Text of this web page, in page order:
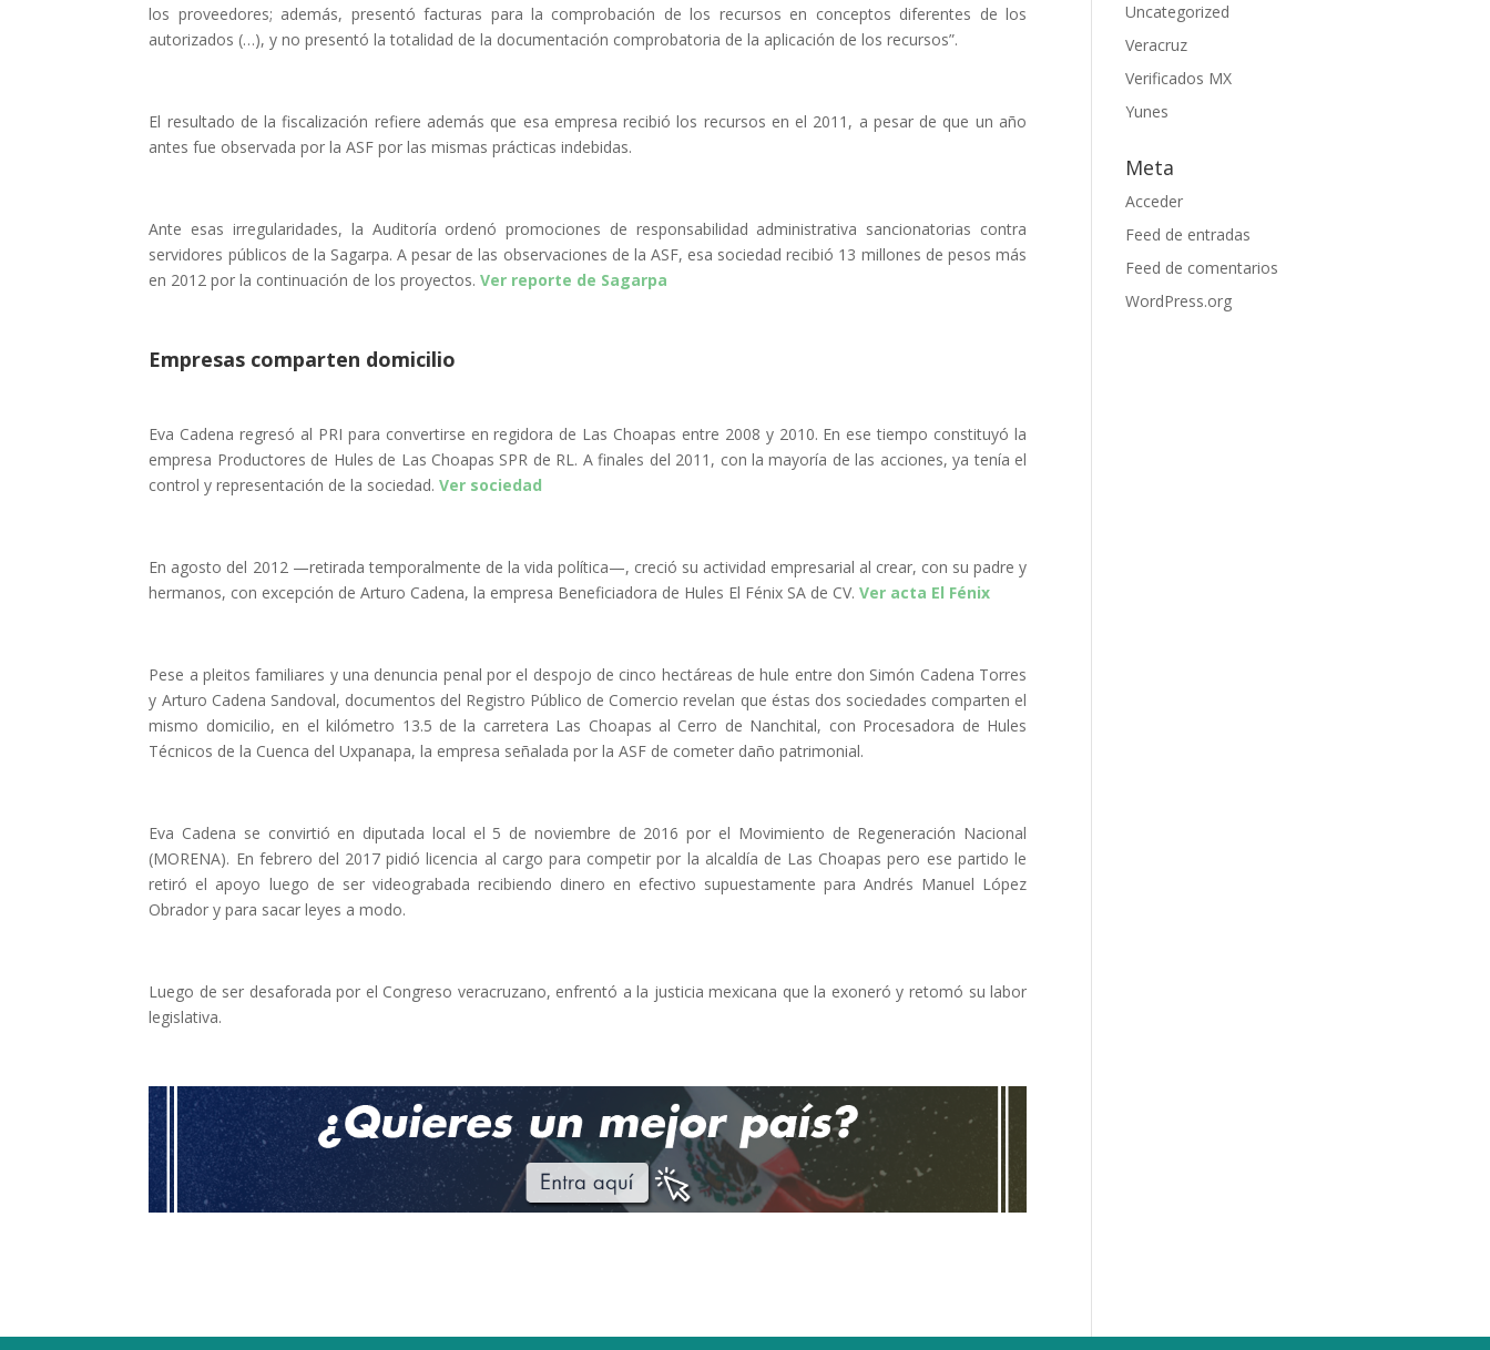
los proveedores; además, presentó facturas para la comprobación de los recursos en conceptos diferentes de los
autorizados (…), y no presentó la totalidad de la documentación comprobatoria de la aplicación de los recursos”.
El resultado de la fiscalización refiere además que esa empresa recibió los recursos en el 2011, a pesar de que un año
antes fue observada por la ASF por las mismas prácticas indebidas.
Ante esas irregularidades, la Auditoría ordenó promociones de responsabilidad administrativa sancionatorias contra
servidores públicos de la Sagarpa. A pesar de las observaciones de la ASF, esa sociedad recibió 13 millones de pesos más
en 2012 por la continuación de los proyectos.Ver reporte de Sagarpa
Empresas comparten domicilio
Eva Cadena regresó al PRI para convertirse en regidora de Las Choapas entre 2008 y 2010. En ese tiempo constituyó la
empresa Productores de Hules de Las Choapas SPR de RL. A finales del 2011, con la mayoría de las acciones, ya tenía el
control y representación de la sociedad.Ver sociedad
En agosto del 2012 —retirada temporalmente de la vida política—, creció su actividad empresarial al crear, con su padre y
hermanos, con excepción de Arturo Cadena, la empresa Beneficiadora de Hules El Fénix SA de CV. Ver acta El Fénix
Pese a pleitos familiares y una denuncia penal por el despojo de cinco hectáreas de hule entre don Simón Cadena Torres
y Arturo Cadena Sandoval, documentos del Registro Público de Comercio revelan que éstas dos sociedades comparten el
mismo domicilio, en el kilómetro 13.5 de la carretera Las Choapas al Cerro de Nanchital, con Procesadora de Hules
Técnicos de la Cuenca del Uxpanapa, la empresa señalada por la ASF de cometer daño patrimonial.
Eva Cadena se convirtió en diputada local el 5 de noviembre de 2016 por el Movimiento de Regeneración Nacional
(MORENA). En febrero del 2017 pidió licencia al cargo para competir por la alcaldía de Las Choapas pero ese partido le
retiró el apoyo luego de ser videograbada recibiendo dinero en efectivo supuestamente para Andrés Manuel López
Obrador y para sacar leyes a modo.
Luego de ser desaforada por el Congreso veracruzano, enfrentó a la justicia mexicana que la exoneró y retomó su labor
legislativa.
Uncategorized
Veracruz
Verificados MX
Yunes
Meta
Acceder
Feed de entradas
Feed de comentarios
WordPress.org